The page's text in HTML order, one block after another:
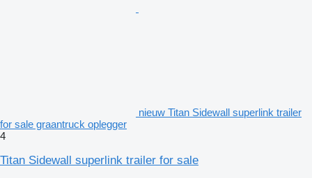
nieuw Titan Sidewall superlink trailer
for sale graantruck oplegger
4
Titan Sidewall superlink trailer for sale